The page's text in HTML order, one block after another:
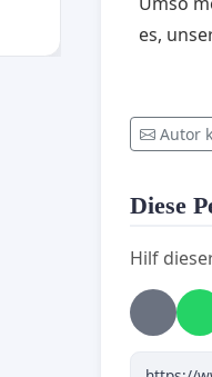
es,
Autor
Diese
Hilf